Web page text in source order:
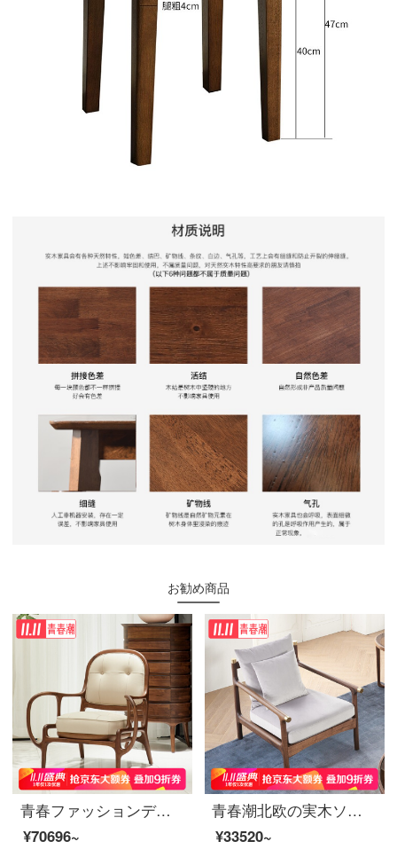
お勧め商品
青春ファッションデザイナーの実木ソファと本革のシングルソファーと椅子の别荘ハイエンドのレジャーチェアの黒胡桃の木のシングルソファ黒胡桃
¥70696~
青春潮北欧の実木ソファチェア黒胡桃木レジャーチェアイタリア式の軽い贅沢なシングルソファーデザイナー布芸ソファーのシングルシートカバーの銅（綿布のタイプ）
¥33520~